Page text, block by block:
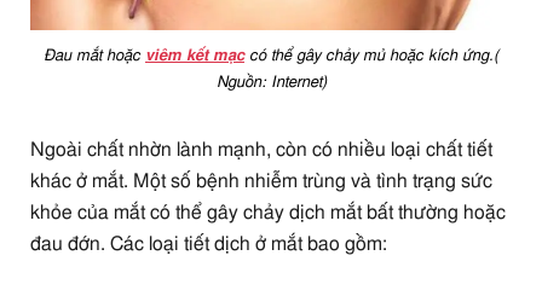
Đau mắt hoặc viêm kết mạccó thể gây chảy mủ hoặc kích ứng.(
Nguồn: Internet)
Ngoài chất nhờn lành mạnh, còn có nhiều loại chất tiết
khác ở mắt. Một số bệnh nhiễm trùng và tình trạng sức
khỏe của mắt có thể gây chảy dịch mắt bất thường hoặc
đau đớn. Các loại tiết dịch ở mắt bao gồm: